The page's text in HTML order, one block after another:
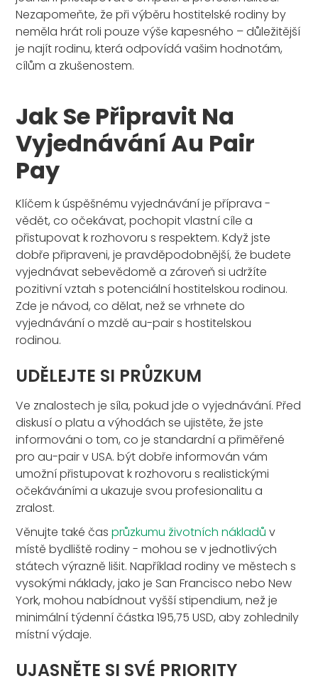
Nezapomeňte, že při výběru hostitelské rodiny by
neměla hrát roli pouze výše kapesného – důležitější
je najít rodinu, která odpovídá vašim hodnotám,
cílům a zkušenostem.
Jak Se Připravit Na
Vyjednávání Au Pair
Pay
Klíčem k úspěšnému vyjednávání je příprava -
vědět, co očekávat, pochopit vlastní cíle a
přistupovat k rozhovoru s respektem. Když jste
dobře připraveni, je pravděpodobnější, že budete
vyjednávat sebevědomě a zároveň si udržíte
pozitivní vztah s potenciální hostitelskou rodinou.
Zde je návod, co dělat, než se vrhnete do
vyjednávání o mzdě au-pair s hostitelskou
rodinou.
UDĚLEJTE SI PRŮZKUM
Ve znalostech je síla, pokud jde o vyjednávání. Před
diskusí o platu a výhodách se ujistěte, že jste
informováni o tom, co je standardní a přiměřené
pro au-pair v USA. být dobře informován vám
umožní přistupovat k rozhovoru s realistickými
očekáváními a ukazuje svou profesionalitu a
zralost.
Věnujte také časprůzkumu životních nákladů v
místě bydliště rodiny - mohou se v jednotlivých
státech výrazně lišit. Například rodiny ve městech s
vysokými náklady, jako je San Francisco nebo New
York, mohou nabídnout vyšší stipendium, než je
minimální týdenní částka 195,75 USD, aby zohlednily
místní výdaje.
UJASNĚTE SI SVÉ PRIORITY